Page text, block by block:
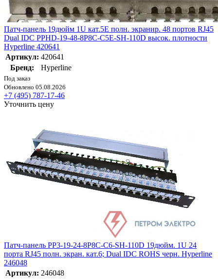
Патч-панель 19дюйм 1U кат.5E полн. экранир. 48 портов RJ45
Dual IDC PPHD-19-48-8P8C-C5E-SH-110D высок. плотности
Hyperline 420641
Артикул: 420641
Бренд:
Hyperline
Под заказ
Обновлено 05.08.2026
+7 (495) 787-17-46
Уточнить цену
Патч-панель PP3-19-24-8P8C-C6-SH-110D 19дюйм. 1U 24
порта RJ45 полн. экран. кат.6; Dual IDC ROHS черн. Hyperline
246048
Артикул: 246048